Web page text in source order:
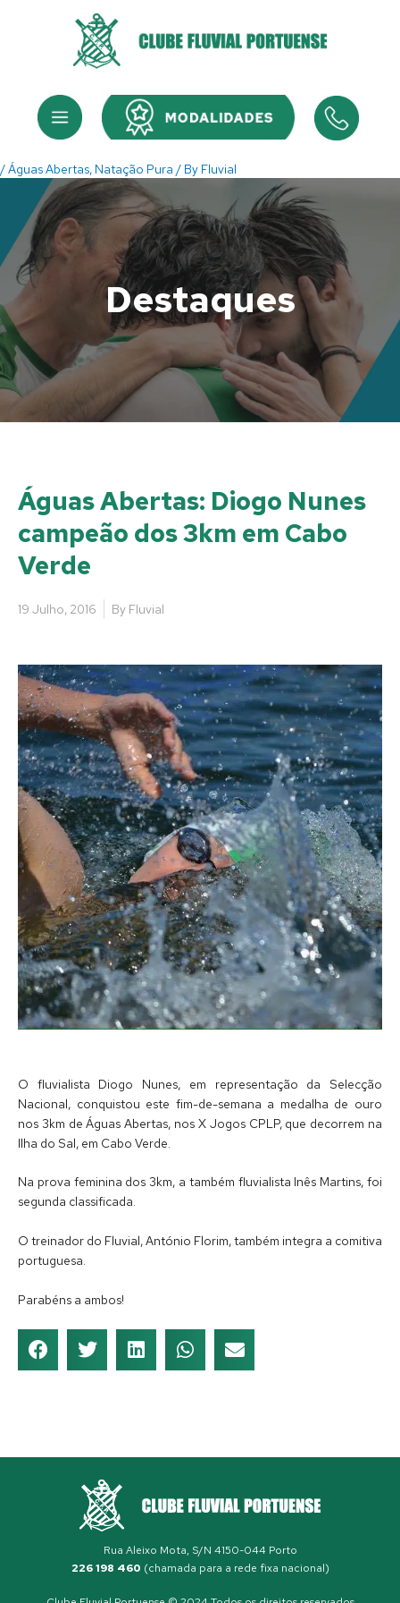
Menu Menu
/Águas Abertas, Natação Pura / By Fluvial
Destaques
Águas Abertas: Diogo Nunes
campeão dos 3km em Cabo
Verde
19 Julho, 2016 By Fluvial
O fluvialista Diogo Nunes, em representação da Selecção
Nacional, conquistou este fim-de-semana a medalha de ouro
nos 3km de Águas Abertas, nos X Jogos CPLP, que decorrem na
Ilha do Sal, em Cabo Verde.
Na prova feminina dos 3km, a também fluvialista Inês Martins, foi
segunda classificada.
O treinador do Fluvial, António Florim, também integra a comitiva
portuguesa.
Parabéns a ambos!
Rua Aleixo Mota, S/N 4150-044 Porto
226 198 460 (chamada para a rede fixa nacional)